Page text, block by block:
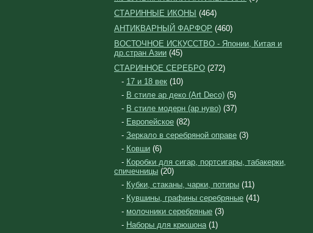
СТАРИННЫЕ ИКОНЫ (464)
АНТИКВАРНЫЙ ФАРФОР (460)
ВОСТОЧНОЕ ИСКУССТВО - Японии, Китая и
др.стран Азии (45)
СТАРИННОЕ СЕРЕБРО (272)
- 17 и 18 век (10)
- В стиле ар деко (Art Deco) (5)
- В стиле модерн (ар нуво) (37)
- Европейское (82)
- Зеркало в серебряной оправе (3)
- Ковши (6)
- Коробки для сигар, портсигары, табакерки,
спичечницы (20)
- Кубки, стаканы, чарки, потиры (11)
- Кувшины, графины серебряные (41)
- молочники серебряные (3)
- Наборы для крюшона(1)